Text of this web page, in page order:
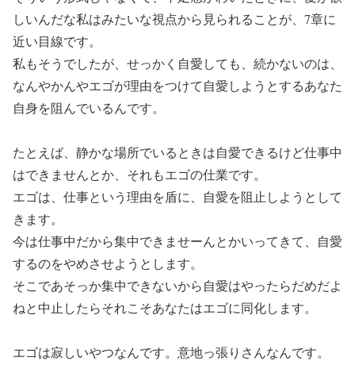
しいんだな私はみたいな視点から見られることが、7章に
近い目線です。
私もそうでしたが、せっかく自愛しても、続かないのは、
なんやかんやエゴが理由をつけて自愛しようとするあなた
自身を阻んでいるんです。
たとえば、静かな場所でいるときは自愛できるけど仕事中
はできませんとか、それもエゴの仕業です。
エゴは、仕事という理由を盾に、自愛を阻止しようとして
きます。
今は仕事中だから集中できませーんとかいってきて、自愛
するのをやめさせようとします。
そこであそっか集中できないから自愛はやったらだめだよ
ねと中止したらそれこそあなたはエゴに同化します。
エゴは寂しいやつなんです。意地っ張りさんなんです。